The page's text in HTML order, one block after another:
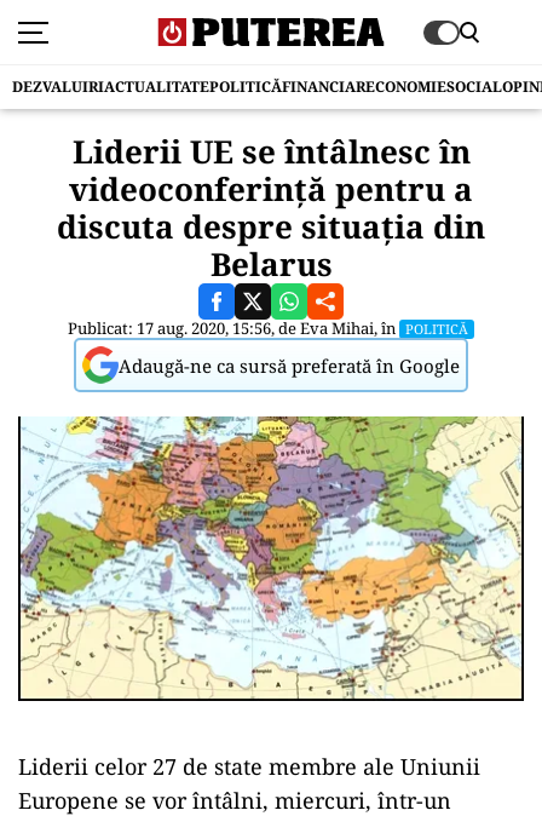
DEZVALUIRIACTUALITATEPOLITICĂFINANCIARECONOMIESOCIAL
Liderii UE se întâlnesc în
videoconferință pentru a
discuta despre situația din
Belarus
Publicat: 17 aug. 2020, 15:56, deEva Mihai, în POLITICĂ
Adaugă-ne ca sursă preferată în Google
Liderii celor 27 de state membre ale Uniunii
Europene se vor întâlni, miercuri, într-un